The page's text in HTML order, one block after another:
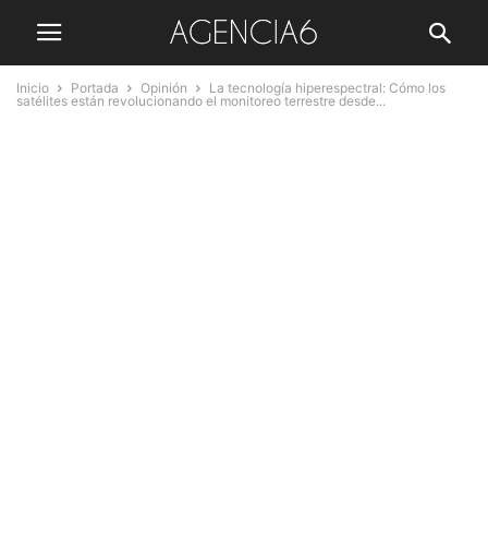
Inicio Portada Opinión
La tecnología hiperespectral: Cómo los
satélites están revolucionando el monitoreo terrestre desde...